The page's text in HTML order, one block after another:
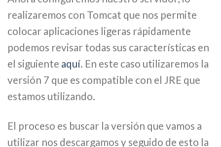
realizaremos con Tomcat que nos permite
colocar aplicaciones ligeras rápidamente
podemos revisar todas sus características en
el siguiente aquí. En este caso utilizaremos la
versión 7 que es compatible con el JRE que
estamos utilizando.
El proceso es buscar la versión que vamos a
utilizar nos descargamos y seguido de esto la